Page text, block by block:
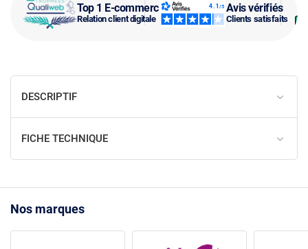
Top 1 E-commerce
Relation client digitale
Avis vérifiés
Clients satisfaits
DESCRIPTIF
FICHE TECHNIQUE
Nos marques